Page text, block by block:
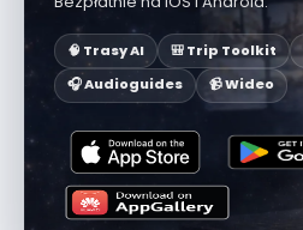
🧠 Trasy AI 🎒 Trip Toolkit
🎧 Audioguides
📹 Wideo